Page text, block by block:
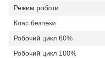
Режим роботи
Клас безпеки
Робочий цикл 60%
Робочий цикл 100%